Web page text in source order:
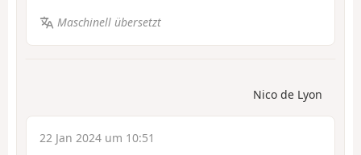
Maschinell übersetzt
Nico de Lyon
22 Jan 2024 um 10:51